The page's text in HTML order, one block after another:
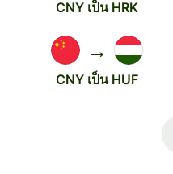
CNY เป็น HRK
→
CNY เป็น HUF